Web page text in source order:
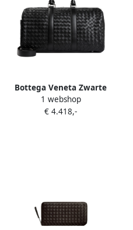
Bottega Veneta Zwarte
Classic Intrecciato Duffle
Tas Black Heren
1 webshop
€ 4.418,-